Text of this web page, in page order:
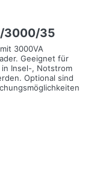
3000/35
3000VA
Geeignet für
Insel-, Notstrom
Optional sind